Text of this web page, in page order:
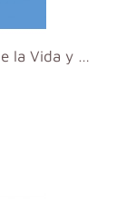
La esencia de El Libro Tibetano de la Vida y de la...